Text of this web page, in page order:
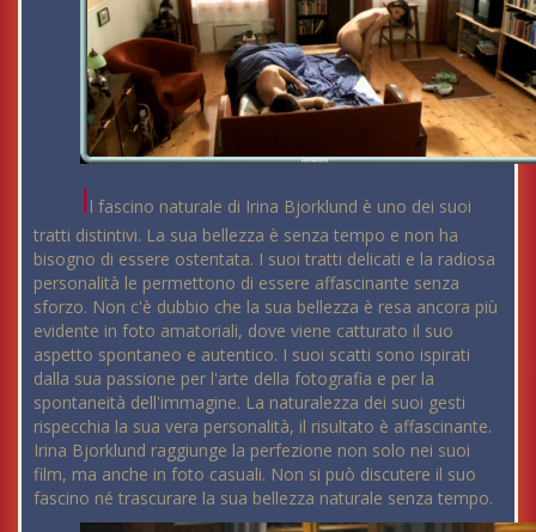
Il fascino naturale di Irina Bjorklund è uno dei suoi
tratti distintivi. La sua bellezza è senza tempo e non ha
bisogno di essere ostentata. I suoi tratti delicati e la radiosa
personalità le permettono di essere affascinante senza
sforzo. Non c'è dubbio che la sua bellezza è resa ancora più
evidente in foto amatoriali, dove viene catturato il suo
aspetto spontaneo e autentico. I suoi scatti sono ispirati
dalla sua passione per l'arte della fotografia e per la
spontaneità dell'immagine. La naturalezza dei suoi gesti
rispecchia la sua vera personalità, il risultato è affascinante.
Irina Bjorklund raggiunge la perfezione non solo nei suoi
film, ma anche in foto casuali. Non si può discutere il suo
fascino né trascurare la sua bellezza naturale senza tempo.